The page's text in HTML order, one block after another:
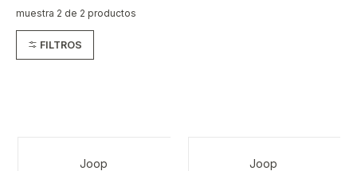
muestra 2 de 2 productos
FILTROS
Joop Joop